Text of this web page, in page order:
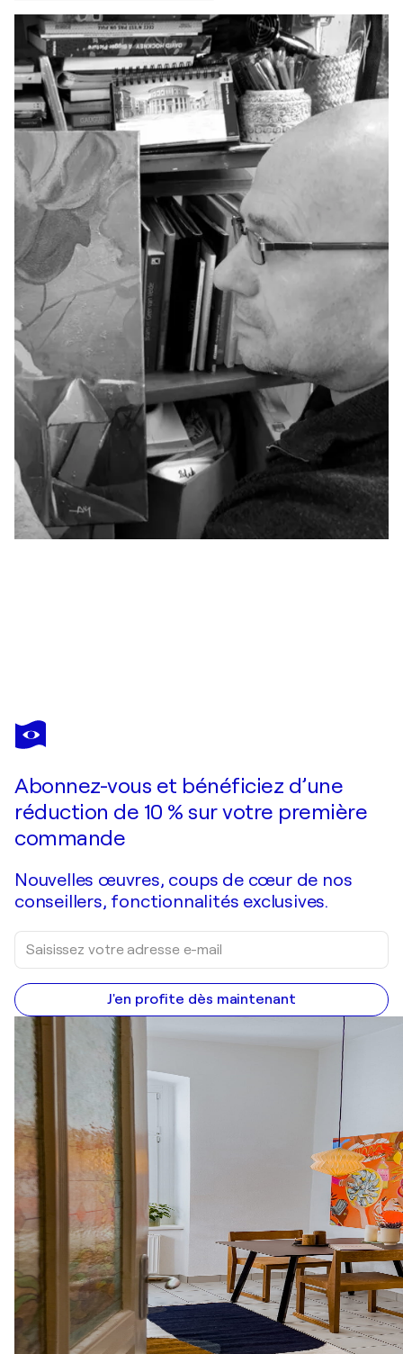
PHILIPPE ABRIL
Villa Jacques Prévert
Abonnez-vous et bénéficiez d’une
réduction de 10 % sur votre première
commande
Nouvelles œuvres, coups de cœur de nos
conseillers, fonctionnalités exclusives.
J'en profite dès maintenant